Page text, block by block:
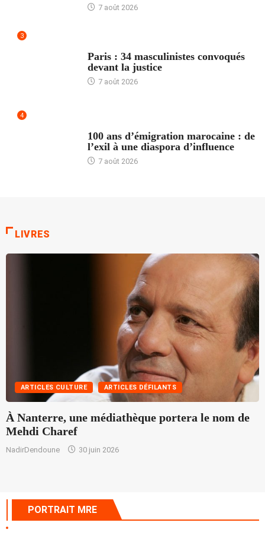
7 août 2026
3
Paris : 34 masculinistes convoqués
devant la justice
7 août 2026
4
100 ans d’émigration marocaine : de
l’exil à une diaspora d’influence
7 août 2026
LIVRES
ARTICLES CULTURE ARTICLES DÉFILANTS
À Nanterre, une médiathèque portera le nom de
Mehdi Charef
NadirDendoune 30 juin 2026
PORTRAIT MRE